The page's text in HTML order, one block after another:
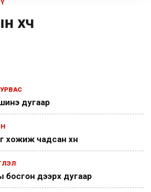
хүч
дугаар
хожиж чадсан хүн
дээрх дугаар